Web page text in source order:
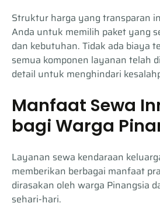
Struktur harga yang transparan
Anda untuk memilih paket yang
dan kebutuhan. Tidak ada biaya
semua komponen layanan telah
detail untuk menghindari
Manfaat Sewa
bagi Warga
Layanan sewa kendaraan
memberikan berbagai manfaat
dirasakan oleh warga Pinangsia
sehari-hari.